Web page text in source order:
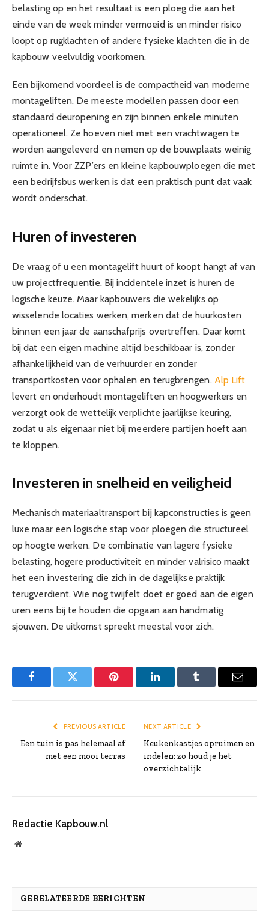
belasting op en het resultaat is een ploeg die aan het
einde van de week minder vermoeid is en minder risico
loopt op rugklachten of andere fysieke klachten die in de
kapbouw veelvuldig voorkomen.
Een bijkomend voordeel is de compactheid van moderne
montageliften. De meeste modellen passen door een
standaard deuropening en zijn binnen enkele minuten
operationeel. Ze hoeven niet met een vrachtwagen te
worden aangeleverd en nemen op de bouwplaats weinig
ruimte in. Voor ZZP’ers en kleine kapbouwploegen die met
een bedrijfsbus werken is dat een praktisch punt dat vaak
wordt onderschat.
Huren of investeren
De vraag of u een montagelift huurt of koopt hangt af van
uw projectfrequentie. Bij incidentele inzet is huren de
logische keuze. Maar kapbouwers die wekelijks op
wisselende locaties werken, merken dat de huurkosten
binnen een jaar de aanschafprijs overtreffen. Daar komt
bij dat een eigen machine altijd beschikbaar is, zonder
afhankelijkheid van de verhuurder en zonder
transportkosten voor ophalen en terugbrengen. Alp Lift
levert en onderhoudt montageliften en hoogwerkers en
verzorgt ook de wettelijk verplichte jaarlijkse keuring,
zodat u als eigenaar niet bij meerdere partijen hoeft aan
te kloppen.
Investeren in snelheid en veiligheid
Mechanisch materiaaltransport bij kapconstructies is geen
luxe maar een logische stap voor ploegen die structureel
op hoogte werken. De combinatie van lagere fysieke
belasting, hogere productiviteit en minder valrisico maakt
het een investering die zich in de dagelijkse praktijk
terugverdient. Wie nog twijfelt doet er goed aan de eigen
uren eens bij te houden die opgaan aan handmatig
sjouwen. De uitkomst spreekt meestal voor zich.
FacebookTwitter Pinterest LinkedInTumblr Email
PREVIOUS ARTICLE
Een tuin is pas helemaal af
met een mooi terras
NEXT ARTICLE
Keukenkastjes opruimen en
indelen: zo houd je het
overzichtelijk
Redactie Kapbouw.nl
Website
GERELATEERDE BERICHTEN